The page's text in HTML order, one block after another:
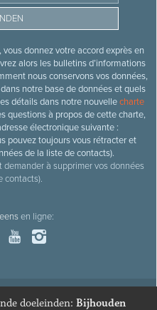
donnez votre accord exprès en
alors les bulletins d’informations
nous conservons vos données,
notre base de données et quels
détails dans notre nouvellecharte
questions à propos de cette charte,
électronique suivante :
pouvez toujours vous rétracter et
de la liste de contacts).
à supprimer vos données
contacts).
en ligne:
doeleinden: Bijhouden